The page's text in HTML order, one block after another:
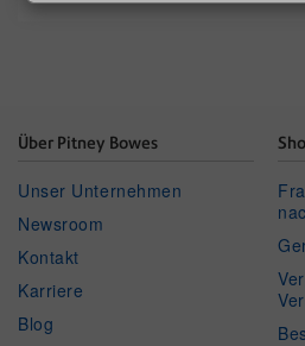
Über Pitney Bowes
Unser Unternehmen
Newsroom
Kontakt
Karriere
Blog